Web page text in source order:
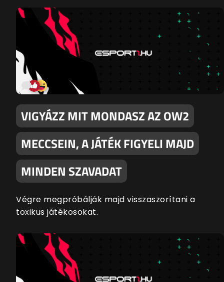
VIGYÁZZ MIT MONDASZ AZ OW2
MECCSEIN, A JÁTÉK FIGYELI MAJD
MINDEN SZAVADAT
Végre megpróbálják majd visszaszorítani a
toxikus játékosokat.